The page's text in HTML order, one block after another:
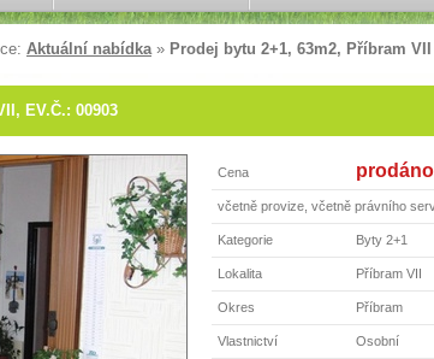
Aktuální nabídka» Prodej bytu 2+1, 63m2, Příbram VII
EV.Č.: 00903
Cena prodáno
včetně provize, včetně právního
Kategorie Byty 2+1
Lokalita Příbram VII
Okres Příbram
Vlastnictví Osobní